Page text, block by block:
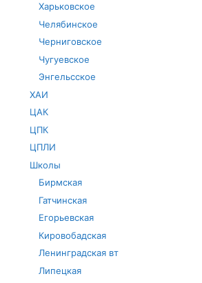
Харьковское
Челябинское
Черниговское
Чугуевское
Энгельсское
ХАИ
ЦАК
ЦПК
ЦПЛИ
Школы
Бирмская
Гатчинская
Егорьевская
Кировобадская
Ленинградская вт
Липецкая